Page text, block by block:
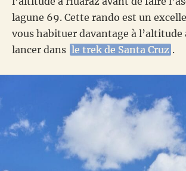
lagune 69. Cette rando est un
vous habituer davantage à l’altitude
lancer dans le trek de Santa Cruz .